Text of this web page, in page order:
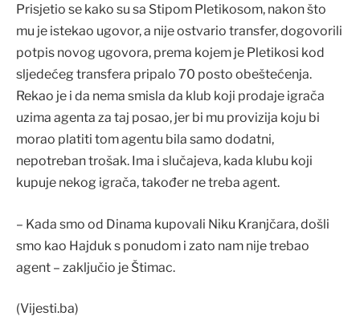
Prisjetio se kako su sa Stipom Pletikosom, nakon što
mu je istekao ugovor, a nije ostvario transfer, dogovorili
potpis novog ugovora, prema kojem je Pletikosi kod
sljedećeg transfera pripalo 70 posto obeštećenja.
Rekao je i da nema smisla da klub koji prodaje igrača
uzima agenta za taj posao, jer bi mu provizija koju bi
morao platiti tom agentu bila samo dodatni,
nepotreban trošak. Ima i slučajeva, kada klubu koji
kupuje nekog igrača, također ne treba agent.
– Kada smo od Dinama kupovali Niku Kranjčara, došli
smo kao Hajduk s ponudom i zato nam nije trebao
agent – zaključio je Štimac.
(Vijesti.ba)